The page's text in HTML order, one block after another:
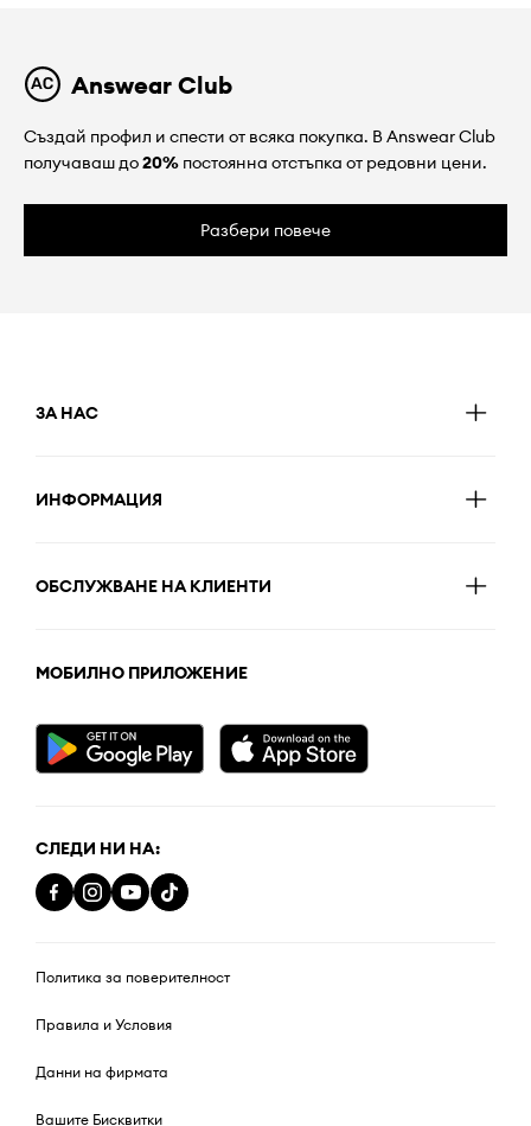
Answear Club
Създай профил и спести от всяка покупка. В Answear Club
получаваш до20% постоянна отстъпка от редовни цени.
Разбери повече
ЗА НАС
ИНФОРМАЦИЯ
ОБСЛУЖВАНЕ НА КЛИЕНТИ
МОБИЛНО ПРИЛОЖЕНИЕ
СЛЕДИ НИ НА:
Политика за поверителност
Правила и Условия
Данни на фирмата
Вашите Бисквитки